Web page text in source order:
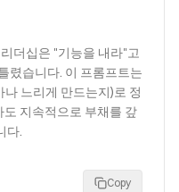
더십은 "기능을 내라"고
렸습니다. 이 프롬프트는
느리게 만드는지)로 정
지속적으로 부채를 갚
다.
Copy